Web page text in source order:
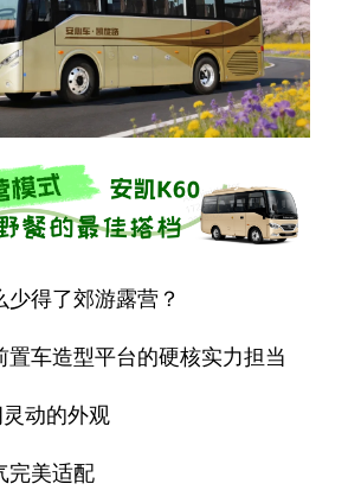
少得了郊游露营？
置车造型平台的硬核实力担当
动的外观
完美适配